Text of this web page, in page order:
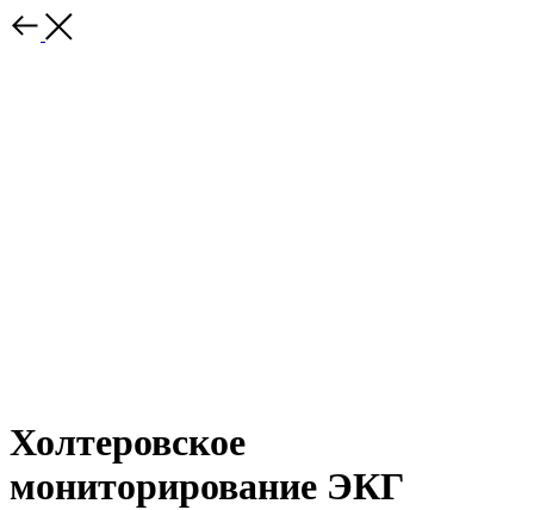
Холтеровское
мониторирование ЭКГ